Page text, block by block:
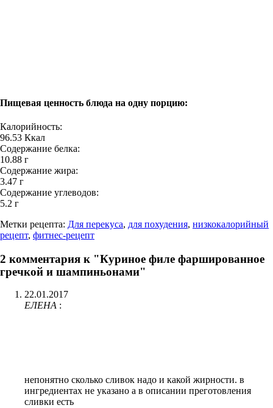
Пищевая ценность блюда на одну порцию:
Калорийность:
96.53 Ккал
Содержание белка:
10.88 г
Содержание жира:
3.47 г
Содержание углеводов:
5.2 г
Метки рецепта: Для перекуса, для похудения, низкокалорийный
рецепт, фитнес-рецепт
2 комментария к "Куриное филе фаршированное
гречкой и шампиньонами"
22.01.2017
ЕЛЕНА :
непонятно сколько сливок надо и какой жирности. в
ингредиентах не указано а в описании преготовления
сливки есть